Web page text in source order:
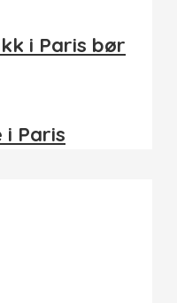
i Paris bør
i Paris